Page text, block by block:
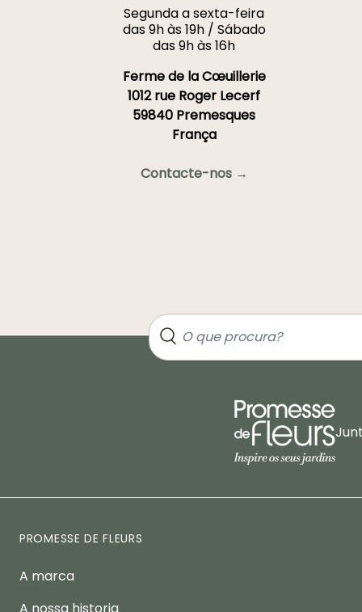
Segunda a sexta-feira
das 9h às 19h / Sábado
das 9h às 16h
Ferme de la Cœuillerie
1012 rue Roger Lecerf
59840 Premesques
França
Contacte-nos →
PROMESSE DE FLEURS
A marca